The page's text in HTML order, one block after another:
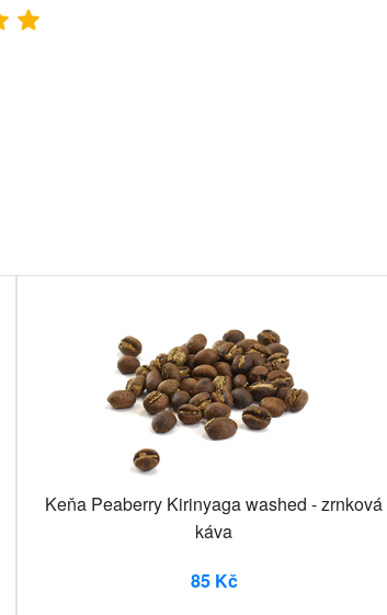
Keňa Peaberry Kirinyaga washed - zrnková
káva
85 Kč